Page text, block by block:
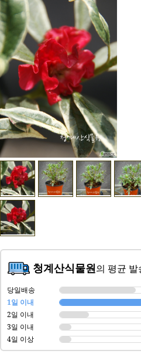
청계산식물원의 평균 발
당일배송
1일 이내
2일 이내
3일 이내
4일 이상